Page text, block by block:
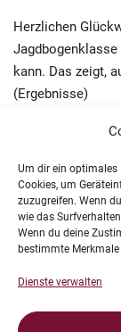
Um dir ein optimales
Cookies, um
zuzugreifen. Wenn
wie das
Wenn du deine
bestimmte
Dienste verwalten
Herzlichen
kann. Das zeigt,
(Ergebnisse)
Im Rahmen der
Wettkampf.
gefunden haben
Jahren Erfolge
als Anerkennung
Aufschreiben der